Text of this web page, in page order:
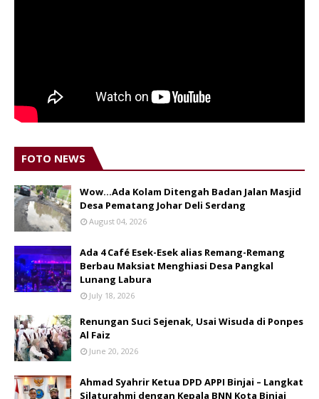
FOTO NEWS
Wow...Ada Kolam Ditengah Badan Jalan Masjid
Desa Pematang Johar Deli Serdang
August 04, 2026
Ada 4 Café Esek-Esek alias Remang-Remang
Berbau Maksiat Menghiasi Desa Pangkal
Lunang Labura
July 18, 2026
Renungan Suci Sejenak, Usai Wisuda di Ponpes
Al Faiz
June 20, 2026
Ahmad Syahrir Ketua DPD APPI Binjai – Langkat
Silaturahmi dengan Kepala BNN Kota Binjai